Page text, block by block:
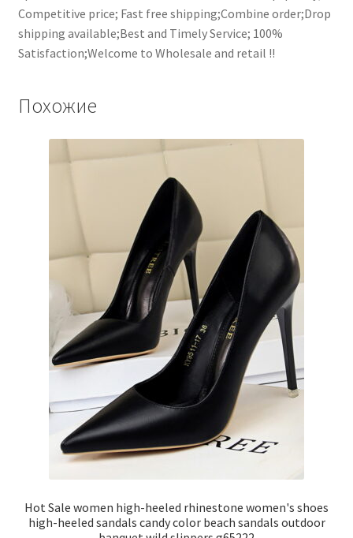
Competitive price; Fast free shipping;Combine order;Drop
shipping available;Best and Timely Service; 100%
Satisfaction;Welcome to Wholesale and retail !!
Похожие
Hot Sale women high-heeled rhinestone women's shoes
high-heeled sandals candy color beach sandals outdoor